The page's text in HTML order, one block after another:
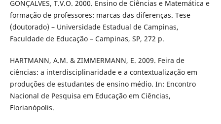
GONÇALVES, T.V.O. 2000. Ensino de Ciências e Matemática e
formação de professores: marcas das diferenças. Tese
(doutorado) – Universidade Estadual de Campinas,
Faculdade de Educação – Campinas, SP, 272 p.
HARTMANN, A.M. & ZIMMERMANN, E. 2009. Feira de
ciências: a interdisciplinaridade e a contextualização em
produções de estudantes de ensino médio. In: Encontro
Nacional de Pesquisa em Educação em Ciências,
Florianópolis.